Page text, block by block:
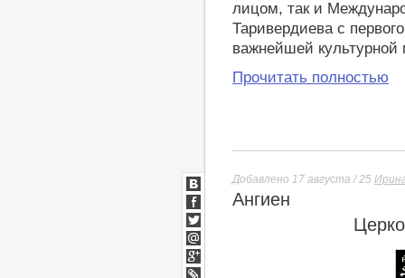
лицом, так и
Таривердиева с
важнейшей культурной
Прочитать полностью
Добавлено 17 августа / 25
Ангиен
ВКонтакте
Facebook
Twitter
Мой
Мир
Google+